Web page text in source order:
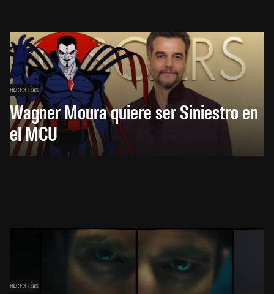
HACE 3 DÍAS
Wagner Moura quiere ser Siniestro en
el MCU
HACE 3 DÍAS